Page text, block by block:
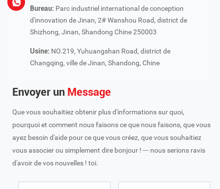
Bureau: Parc industriel international de conception
d'innovation de Jinan, 2# Wanshou Road, district de
Shizhong, Jinan, Shandong Chine 250003
Usine: NO.219, Yuhuangshan Road, district de
Changqing, ville de Jinan, Shandong, Chine
Envoyer un Message
Que vous souhaitiez obtenir plus d'informations sur quoi,
pourquoi et comment nous faisons ce que nous faisons, que vous
ayez besoin d'aide pour ce que vous créez, que vous souhaitiez
vous associer ou simplement dire bonjour ! --- nous serions ravis
d'avoir de vos nouvelles ! toi.